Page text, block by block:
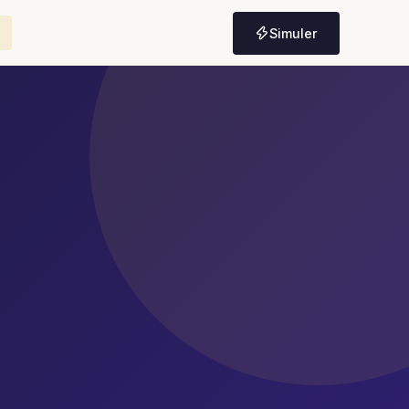
Simuler